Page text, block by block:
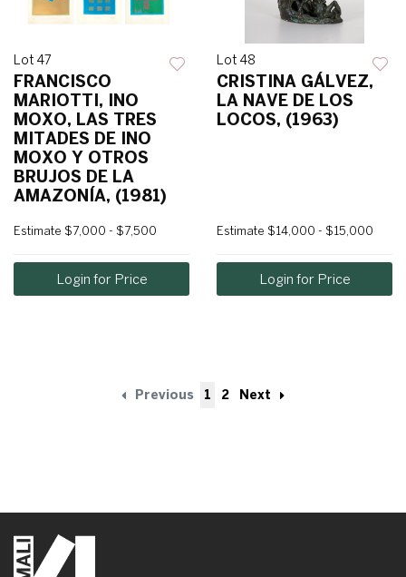
Lot 47
FRANCISCO
MARIOTTI, INO
MOXO, LAS TRES
MITADES DE INO
MOXO Y OTROS
BRUJOS DE LA
AMAZONÍA, (1981)
Estimate $7,000 - $7,500
Login for Price
Lot 48
CRISTINA GÁLVEZ,
LA NAVE DE LOS
LOCOS, (1963)
Estimate $14,000 - $15,000
Login for Price
Previous 1 2 Next